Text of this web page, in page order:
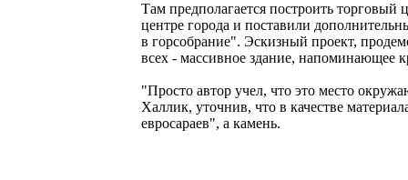
Там предполагается построить торговый
центре города и поставили
в горсобрание". Эскизный проект,
всех - массивное здание, напоминающее
"Просто автор учел, что это место
Халлик, уточнив, что в качестве
евросараев", а камень.